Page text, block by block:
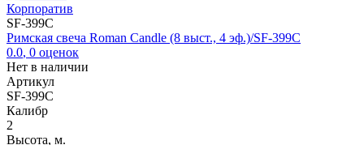
Корпоратив
SF-399C
Римская свеча Roman Candle (8 выст., 4 эф.)/SF-399C
0.0, 0 оценок
Нет в наличии
Артикул
SF-399C
Калибр
2
Высота, м.